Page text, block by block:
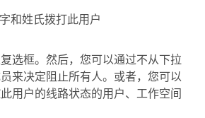
和姓氏拨打此用户
复选框。然后，您可以通过不从下拉
来决定阻止所有人。或者，您可以
用户的线路状态的用户、工作空间